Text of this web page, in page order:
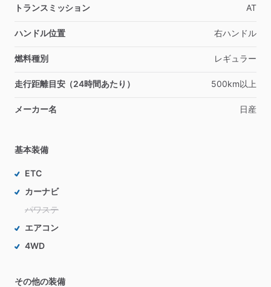
トランスミッション AT
ハンドル位置 右ハンドル
燃料種別 レギュラー
走行距離目安（24時間あたり） 500km以上
メーカー名 日産
基本装備
ETC
カーナビ
パワステ
エアコン
4WD
その他の装備